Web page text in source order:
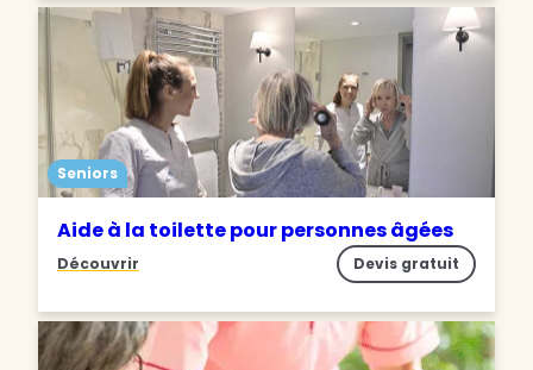
Seniors
Aide à la toilette pour personnes âgées
Découvrir Devis gratuit